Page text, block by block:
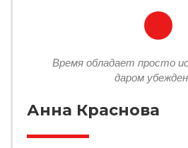
Время обладает просто
даром
Анна Краснова